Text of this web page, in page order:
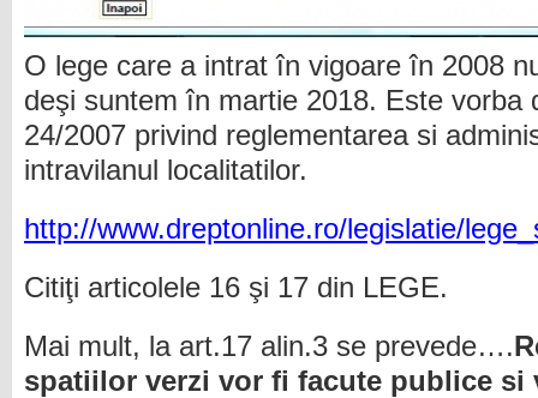
O lege care a intrat în vigoare în 2008
deşi suntem în martie 2018. Este vorba
24/2007 privind reglementarea si
intravilanul localitatilor.
http://www.dreptonline.ro/legislatie/
Citiţi articolele 16 şi 17 din LEGE.
Mai mult, la art.17 alin.3 se prevede….
spatiilor verzi vor fi facute publice si